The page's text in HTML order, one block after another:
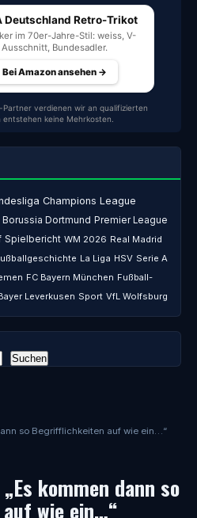
so Begrifflichkeiten auf wie ein…“
kommen dann so
wie ein…“
Deutschland Retro-Trikot
im 70er-Jahre-Stil: weiss, V-
Ausschnitt, Bundesadler.
Bei Amazon ansehen →
verdienen wir an qualifizierten
keine Mehrkosten.
Champions League
Borussia Dortmund Premier League
Spielbericht WM 2026 Real Madrid
La Liga HSV Serie A
FC Bayern München Fußball-
Leverkusen Sport VfL Wolfsburg
Suchen